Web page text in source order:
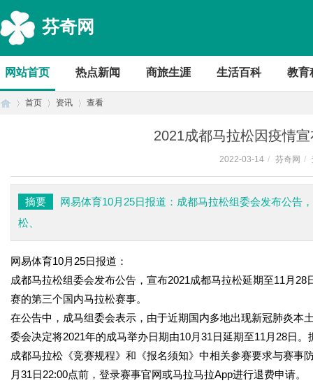
芬奇网
网站首页 热点新闻 商旅生涯 生活百科 教育
首页 资讯 查看
2021成都马拉松因疫情
2022-03-14 / 芬奇网 /
摘要
网易体育10月25日报道：成都马拉松组委会发布公告
松、
网易体育10月25日报道：
成都马拉松组委会发布公告，宣布2021成都马拉松延期至11月
赛的第三个国内马拉松赛事。
在公告中，成马组委会表示，由于近期国内多地出现新冠肺炎本
委会决定将2021年的成马举办日期由10月31日延期至11月28日
成都马拉松《竞赛规程》和《报名须知》中相关参赛要求与赛事
月31日22:00点前，登录赛事官网或马拉马拉App进行退费申请。